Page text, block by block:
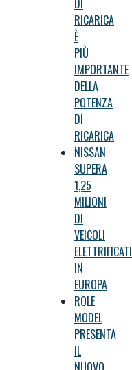
RICARICA
È
PIÙ
IMPORTANTE
DELLA
POTENZA
DI
RICARICA
NISSAN
SUPERA
1,25
MILIONI
DI
VEICOLI
ELETTRIFICATI
IN
EUROPA
ROLE
MODEL
PRESENTA
IL